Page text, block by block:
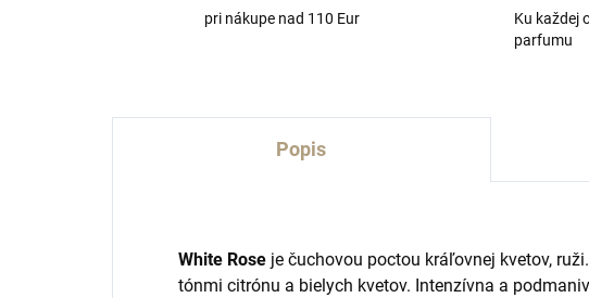
pri nákupe nad 110 Eur
Ku každej
parfumu
Popis
White Rose je čuchovou poctou kráľovnej kvetov,
tónmi citrónu a bielych kvetov. Intenzívna a